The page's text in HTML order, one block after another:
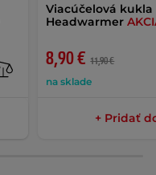
Viacúčelová kukla
Headwarmer
8,90 € 11,90 €
na sklade
+ Pridať